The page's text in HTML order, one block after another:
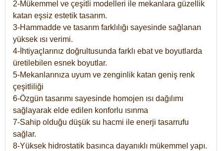
2-Mükemmel ve çeşitli modelleri ile mekanlara güzellik
katan eşsiz estetik tasarım.
3-Hammadde ve tasarım farklılığı sayesinde sağlanan
yüksek ısı verimi.
4-İhtiyaçlarınız doğrultusunda farklı ebat ve boyutlarda
üretilebilen esnek boyutlar.
5-Mekanlarınıza uyum ve zenginlik katan geniş renk
çeşitliliği
6-Özgün tasarımı sayesinde homojen ısı dağılımı
sağlayarak elde edilen konforlu ısınma
7-Sahip olduğu düşük su hacmi ile enerji tasarrufu
sağlar.
8-Yüksek hidrostatik basınca dayanıklı mükemmel yapı.